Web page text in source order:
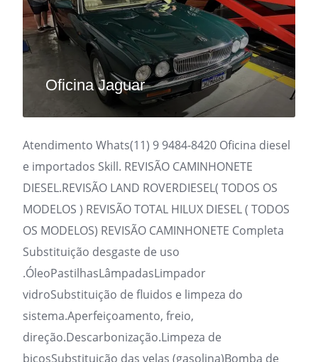
Oficina Jaguar
Atendimento Whats(11) 9 9484-8420 Oficina diesel
e importados Skill. REVISÃO CAMINHONETE
DIESEL.REVISÃO LAND ROVERDIESEL( TODOS OS
MODELOS ) REVISÃO TOTAL HILUX DIESEL ( TODOS
OS MODELOS) REVISÃO CAMINHONETE Completa
Substituição desgaste de uso
.ÓleoPastilhasLâmpadasLimpador
vidroSubstituição de fluidos e limpeza do
sistema.Aperfeiçoamento, freio,
direção.Descarbonização.Limpeza de
bicosSubstituição das velas (gasolina)Bomba de